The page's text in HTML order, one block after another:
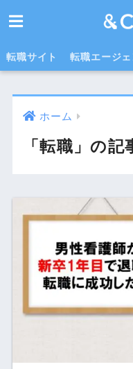
転職サイト 転職エージェ
ホーム
「転職」の記